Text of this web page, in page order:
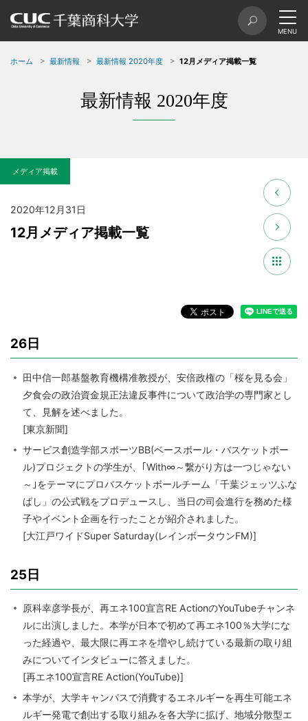
ホーム 最新情報 最新情報 2020年度 12月メディア掲載一覧
最新情報 2020年度
メディア掲載
2020年12月31日
12月メディア掲載一覧
26日
田中信一郎基盤教育機構准教授が、安倍政権の「桜を見る会」
夕食会の政治資金規正法違反事件について政治学の専門家とし
て、見解を述べました。
[東京新聞]
サービス創造学部スポーツBB(ベースボール・バスケットボー
ル)プロジェクトの学生が、｢With∞～繋がり方は一つじゃない
～｣をテーマにプロバスケットボールチーム「千葉ジェッツふな
ばし」の公式戦をプロデュースし、当日の司会進行を務めた様
子やイベント企画を行ったことが紹介されました。
[大江戸ワイドSuper Saturday(レインボータウンFM)]
25日
原科幸彦学長が、再エネ100宣言RE ActionのYouTubeチャンネ
ルに出演しました。本学が日本で初めて再エネ100％大学にな
った経過や、最大限に再エネを増やし続けている最新の取り組
みについてインタビューに答えました。
[再エネ100宣言RE Action(YouTube)]
本学が、大学キャンパスで消費するエネルギーを再生可能エネ
ルギー発電で創出する取り組みを各大学に拡げ、地域分散型エ